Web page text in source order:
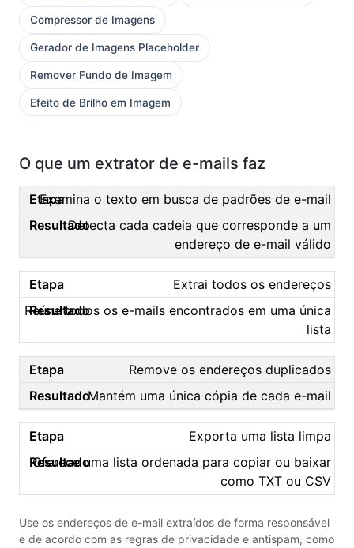
Compressor de Imagens
Gerador de Imagens Placeholder
Remover Fundo de Imagem
Efeito de Brilho em Imagem
O que um extrator de e-mails faz
Examina o texto em busca de padrões de e-mail
Detecta cada cadeia que corresponde a um
endereço de e-mail válido
Extrai todos os endereços
Reúne todos os e-mails encontrados em uma única
lista
Remove os endereços duplicados
Mantém uma única cópia de cada e-mail
Exporta uma lista limpa
Oferece uma lista ordenada para copiar ou baixar
como TXT ou CSV
Use os endereços de e-mail extraídos de forma responsável
e de acordo com as regras de privacidade e antispam, como